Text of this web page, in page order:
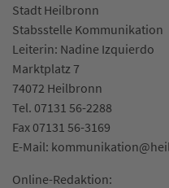
Stadt Heilbronn
Stabsstelle Kommunikation
Leiterin: Nadine Izquierdo
Marktplatz 7
74072 Heilbronn
Tel. 07131 56-2288
Fax 07131 56-3169
E-Mail:
Online-Redaktion: